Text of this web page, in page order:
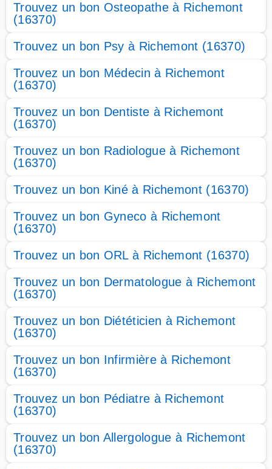
Trouvez un bon Osteopathe à Richemont
(16370)
Trouvez un bon Psy à Richemont (16370)
Trouvez un bon Médecin à Richemont
(16370)
Trouvez un bon Dentiste à Richemont
(16370)
Trouvez un bon Radiologue à Richemont
(16370)
Trouvez un bon Kiné à Richemont (16370)
Trouvez un bon Gyneco à Richemont
(16370)
Trouvez un bon ORL à Richemont (16370)
Trouvez un bon Dermatologue à Richemont
(16370)
Trouvez un bon Diététicien à Richemont
(16370)
Trouvez un bon Infirmière à Richemont
(16370)
Trouvez un bon Pédiatre à Richemont
(16370)
Trouvez un bon Allergologue à Richemont
(16370)